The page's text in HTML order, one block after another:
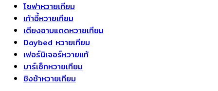
โซฟาหวายเทียม
เก้าอี้หวายเทียม
เตียงอาบแดดหวายเทียม
Daybed หวายเทียม
เฟอร์นิเจอร์หวายแท้
บาร์เซ็ทหวายเทียม
ชิงช้าหวายเทียม